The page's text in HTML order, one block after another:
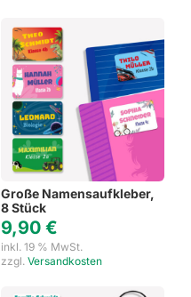
Große Namensaufkleber,
8 Stück
9,90 €
inkl. 19 % MwSt.
zzgl. Versandkosten